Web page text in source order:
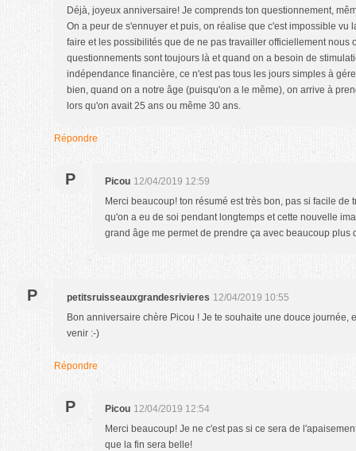
Déjà, joyeux anniversaire! Je comprends ton questionnement,
On a peur de s'ennuyer et puis, on réalise que c'est impossible vu
faire et les possibilités que de ne pas travailler officiellement nous
questionnements sont toujours là et quand on a besoin de
indépendance financière, ce n'est pas tous les jours simples à
bien, quand on a notre âge (puisqu'on a le même), on arrive à
lors qu'on avait 25 ans ou même 30 ans.
Répondre
P Picou 12/04/2019 12:59
Merci beaucoup! ton résumé est très bon, pas si facile de
qu'on a eu de soi pendant longtemps et cette nouvelle
grand âge me permet de prendre ça avec beaucoup plus
P petitsruisseauxgrandesrivieres 12/04/2019 10:55
Bon anniversaire chère Picou ! Je te souhaite une douce journée,
venir :-)
Répondre
P Picou 12/04/2019 12:54
Merci beaucoup! Je ne c'est pas si ce sera de
que la fin sera belle!